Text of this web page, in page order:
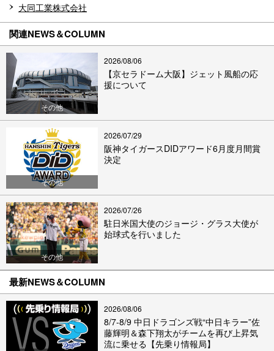
大同工業株式会社
関連NEWS＆COLUMN
その他
2026/08/06
【京セラドーム大阪】ジェット風船の応
援について
その他
2026/07/29
阪神タイガースDIDアワード6月度月間賞
決定
その他
2026/07/26
駐日米国大使のジョージ・グラス大使が
始球式を行いました
最新NEWS＆COLUMN
2026/08/06
8/7-8/9 中日ドラゴンズ戦“中日キラー”佐
藤輝明＆森下翔太がチームを再び上昇気
流に乗せる【先乗り情報局】